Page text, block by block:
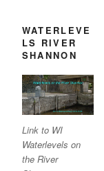
WATERLEVE
LS RIVER
SHANNON
Link to WI
Waterlevels on
the River